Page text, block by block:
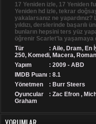
17 Yeniden izle, 17 Yeniden
Yeniden hd izle, tekrar
yakalarsanız ne yapardınız?
yıldızı, derslerinde başarılı
bunların hepsini ters yüz
öğrenir Scarlet’la yaşamaya
Tür
: Aile, Dram, En
250, Komedi, Macera,
Yapım
: 2009 - ABD
IMDB Puanı : 8.1
Yönetmen
: Burr Steers
Oyuncular
: Zac Efron ,
Graham